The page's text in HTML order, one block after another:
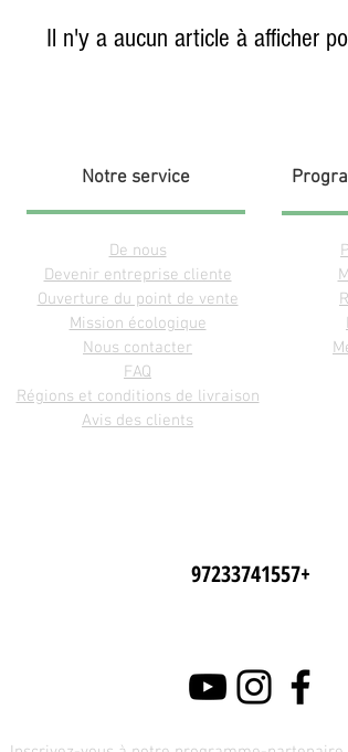
Il n'y a aucun article à afficher
Notre service
De nous
Devenir entreprise cliente
Ouverture du point de vente
Mission écologique
Nous contacter
FAQ
Régions et conditions de livraison
Avis des clients
+97233741557